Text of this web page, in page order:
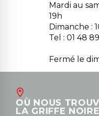
Mardi au
19h
Dimanche :
Tel : 01 48
Fermé le
Août
contact@la-
0148836747
OÙ NOUS
LA GRIFFE NOIRE